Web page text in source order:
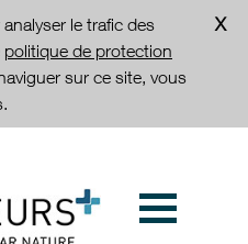
le trafic des
politique de protection
sur ce site, vous